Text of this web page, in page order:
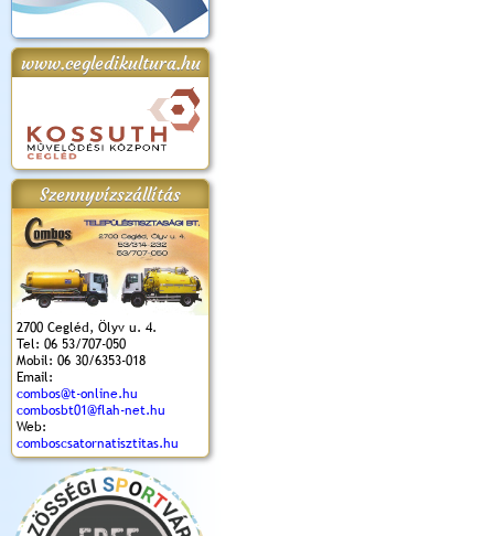
www.cegledikultura.hu
Szennyvízszállítás
2700 Cegléd, Ölyv u. 4.
Tel: 06 53/707-050
Mobil: 06 30/6353-018
Email:
combos@t-online.hu
combosbt01@flah-net.hu
Web:
comboscsatornatisztitas.hu
2018.
Kossuth Toborzó
Ünnepély
Szent István Ünnepe
(2017. 08. 20.)